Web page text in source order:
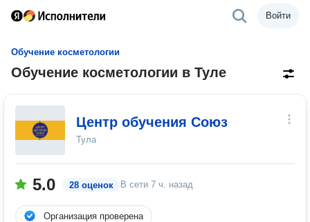
Войти
Обучение косметологии
Обучение косметологии в Туле
Центр обучения Союз
Тула
5.0 28 оценок В сети 7 ч. назад
Организация проверена